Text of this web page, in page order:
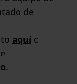
de
aquío
.